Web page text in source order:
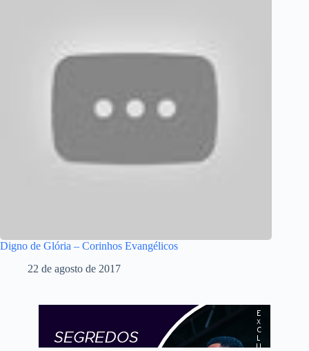
Digno de Glória – Corinhos Evangélicos
22 de agosto de 2017